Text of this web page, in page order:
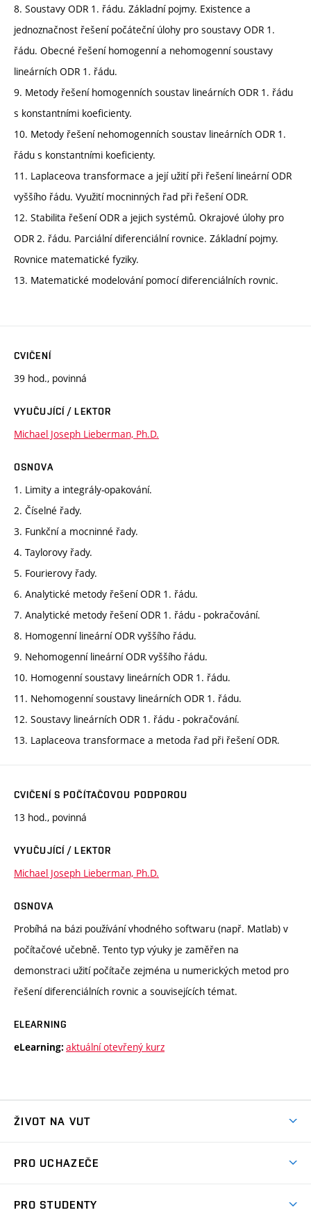
8. Soustavy ODR 1. řádu. Základní pojmy. Existence a
jednoznačnost řešení počáteční úlohy pro soustavy ODR 1.
řádu. Obecné řešení homogenní a nehomogenní soustavy
lineárních ODR 1. řádu.
9. Metody řešení homogenních soustav lineárních ODR 1. řádu
s konstantními koeficienty.
10. Metody řešení nehomogenních soustav lineárních ODR 1.
řádu s konstantními koeficienty.
11. Laplaceova transformace a její užití při řešení lineární ODR
vyššího řádu. Využití mocninných řad při řešení ODR.
12. Stabilita řešení ODR a jejich systémů. Okrajové úlohy pro
ODR 2. řádu. Parciální diferenciální rovnice. Základní pojmy.
Rovnice matematické fyziky.
13. Matematické modelování pomocí diferenciálních rovnic.
CVIČENÍ
39 hod., povinná
VYUČUJÍCÍ / LEKTOR
Michael Joseph Lieberman, Ph.D.
OSNOVA
1. Limity a integrály-opakování.
2. Číselné řady.
3. Funkční a mocninné řady.
4. Taylorovy řady.
5. Fourierovy řady.
6. Analytické metody řešení ODR 1. řádu.
7. Analytické metody řešení ODR 1. řádu - pokračování.
8. Homogenní lineární ODR vyššího řádu.
9. Nehomogenní lineární ODR vyššího řádu.
10. Homogenní soustavy lineárních ODR 1. řádu.
11. Nehomogenní soustavy lineárních ODR 1. řádu.
12. Soustavy lineárních ODR 1. řádu - pokračování.
13. Laplaceova transformace a metoda řad při řešení ODR.
CVIČENÍ S POČÍTAČOVOU PODPOROU
13 hod., povinná
VYUČUJÍCÍ / LEKTOR
Michael Joseph Lieberman, Ph.D.
OSNOVA
Probíhá na bázi používání vhodného softwaru (např. Matlab) v
počítačové učebně. Tento typ výuky je zaměřen na
demonstraci užití počítače zejména u numerických metod pro
řešení diferenciálních rovnic a souvisejících témat.
ELEARNING
eLearning: aktuální otevřený kurz
ŽIVOT NA VUT
Koleje
PRO UCHAZEČE
PRO STUDENTY